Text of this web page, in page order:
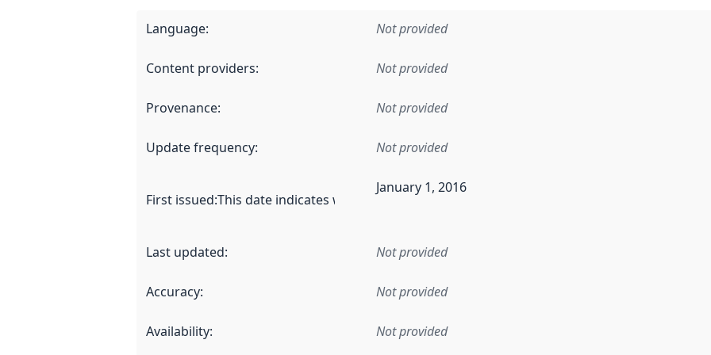
Language: Not provided
Content providers: Not provided
Provenance: Not provided
Update frequency: Not provided
First issued:This date indicates when the data in this dataset was first released. It may have
January 1, 2016
Last updated: Not provided
Accuracy: Not provided
Availability: Not provided